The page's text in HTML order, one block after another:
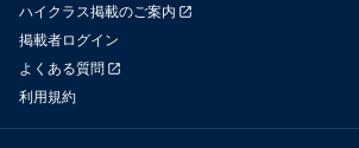
ハイクラス掲載のご案内
掲載者ログイン
よくある質問
利用規約